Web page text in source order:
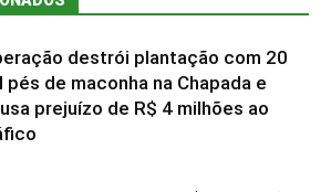
destrói plantação com 20
pés de maconha na Chapada e
prejuízo de R$ 4 milhões ao